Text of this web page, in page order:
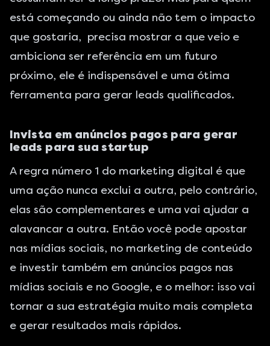
está começando ou ainda não tem o impacto
que gostaria, precisa mostrar a que veio e
ambiciona ser referência em um futuro
próximo, ele é indispensável e uma ótima
ferramenta para gerar leads qualificados.
Invista em anúncios pagos para gerar
leads para sua startup
A regra número 1 do marketing digital é que
uma ação nunca exclui a outra, pelo contrário,
elas são complementares e uma vai ajudar a
alavancar a outra. Então você pode apostar
nas mídias sociais, no marketing de conteúdo
e investir também em anúncios pagos nas
mídias sociais e no Google, e o melhor: isso vai
tornar a sua estratégia muito mais completa
e gerar resultados mais rápidos.